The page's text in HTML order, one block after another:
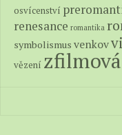
osvícenství
renesance romantika
symbolismus venkov
vězení